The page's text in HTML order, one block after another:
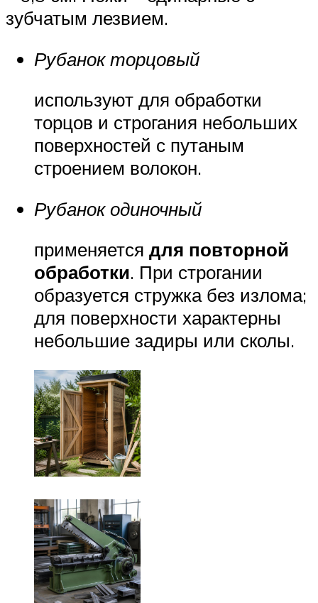
зубчатым лезвием.
Рубанок торцовый
используют для обработки
торцов и строгания небольших
поверхностей с путаным
строением волокон.
Рубанок одиночный
применяется для повторной
обработки. При строгании
образуется стружка без излома;
для поверхности характерны
небольшие задиры или сколы.